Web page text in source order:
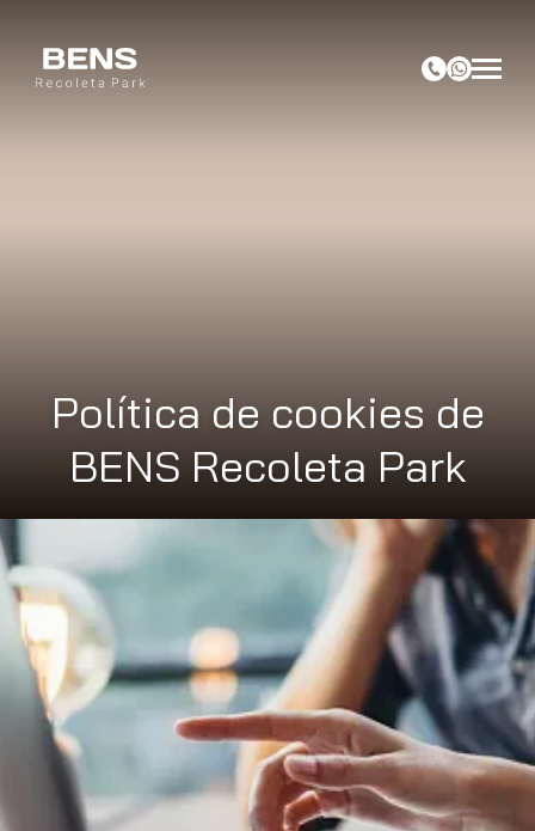
Política de cookies de
BENS Recoleta Park
¿QUÉ SON LAS COOKIES?
Las cookies son pequeños archivos de datos que se reciben en
el terminal desde el sitio Web visitado y se usan para registrar
ciertas interacciones de la navegación en un sitio Web
almacenando datos que podrán ser actualizados y recuperados.
Estos archivos se almacenan en el ordenador del usuario y